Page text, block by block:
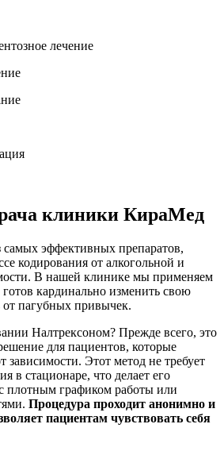
клиники КираМед
эффективных препаратов,
кодирования от алкогольной и
В нашей клинике мы применяем
готов кардинально изменить свою
пагубных привычек.
Налтрексоном? Прежде всего, это
для пациентов, которые
зависимости. Этот метод не требует
в стационаре, что делает его
плотным графиком работы или
Процедура проходит анонимно и
пациентам чувствовать себя